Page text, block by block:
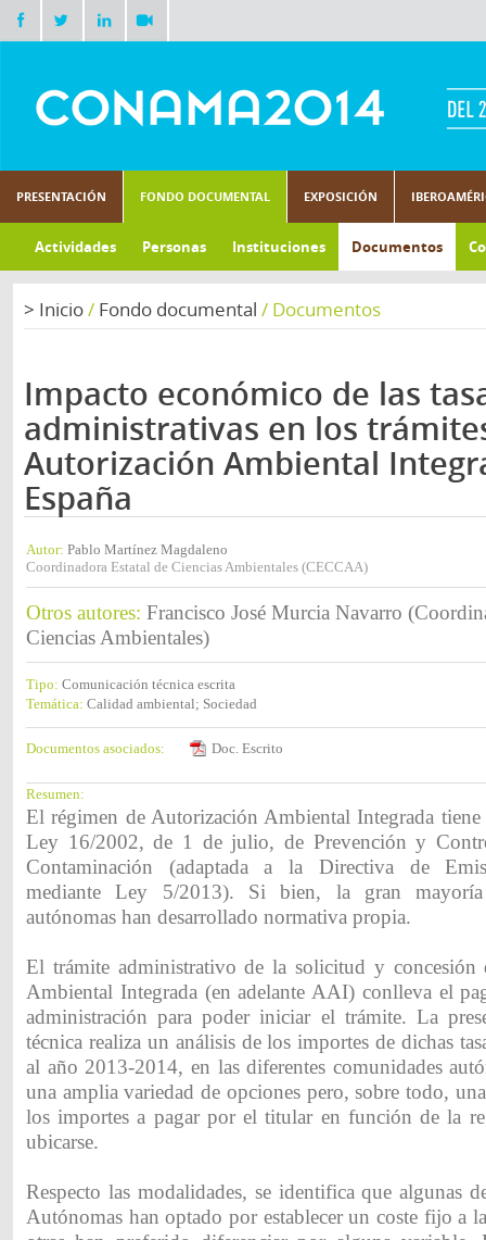
PRESENTACIÓN FONDO DOCUMENTAL EXPOSICIÓN
Actividades Personas Instituciones Documentos
> Inicio/ Fondo documental / Documentos
Impacto económico de las
administrativas en los
Autorización Ambiental
España
Autor: Pablo Martínez Magdaleno
Coordinadora Estatal de Ciencias Ambientales (CECCAA)
Otros autores: Francisco José Murcia Navarro
Ciencias Ambientales)
Tipo: Comunicación técnica escrita
Temática: Calidad ambiental; Sociedad
Documentos asociados: Doc. Escrito
Resumen:
El régimen de Autorización Ambiental Integrada tiene
Ley 16/2002, de 1 de julio, de Prevención y
Contaminación (adaptada a la Directiva de
mediante Ley 5/2013). Si bien, la gran mayoría
autónomas han desarrollado normativa propia.
El trámite administrativo de la solicitud y concesión
Ambiental Integrada (en adelante AAI) conlleva el
administración para poder iniciar el trámite. La
técnica realiza un análisis de los importes de dichas
al año 2013-2014, en las diferentes comunidades
una amplia variedad de opciones pero, sobre todo,
los importes a pagar por el titular en función de la
ubicarse.
Respecto las modalidades, se identifica que algunas
Autónomas han optado por establecer un coste fijo a